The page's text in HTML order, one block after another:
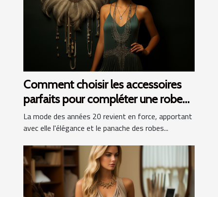
Comment choisir les accessoires
parfaits pour compléter une robe
Charleston
La mode des années 20 revient en force, apportant
avec elle l'élégance et le panache des robes...